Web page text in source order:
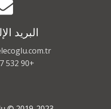
البريد
+90 532 727 8876